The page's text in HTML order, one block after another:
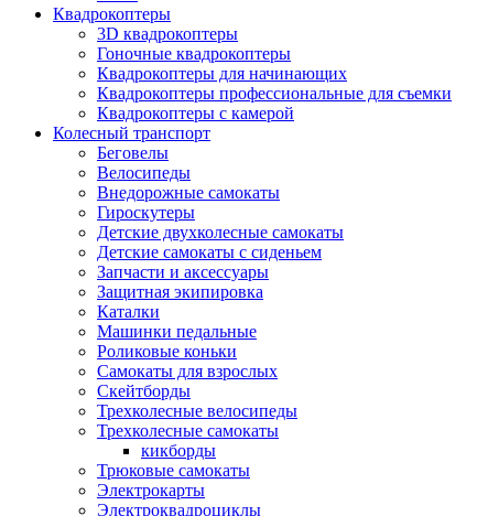
Квадрокоптеры
3D квадрокоптеры
Гоночные квадрокоптеры
Квадрокоптеры для начинающих
Квадрокоптеры профессиональные для съемки
Квадрокоптеры с камерой
Колесный транспорт
Беговелы
Велосипеды
Внедорожные самокаты
Гироскутеры
Детские двухколесные самокаты
Детские самокаты с сиденьем
Запчасти и аксессуары
Защитная экипировка
Каталки
Машинки педальные
Роликовые коньки
Самокаты для взрослых
Скейтборды
Трехколесные велосипеды
Трехколесные самокаты
кикборды
Трюковые самокаты
Электрокарты
Электроквадроциклы